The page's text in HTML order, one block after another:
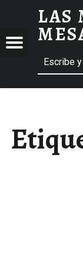
FINO LOJICA ARCHIVOS - LAS MANOS EN LA MESA
LAS
Menú Buscar